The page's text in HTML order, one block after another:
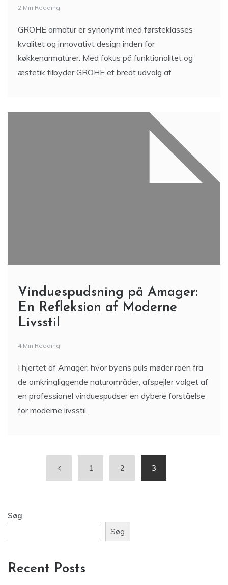
2 Min Reading
GROHE armatur er synonymt med førsteklasses
kvalitet og innovativt design inden for
køkkenarmaturer. Med fokus på funktionalitet og
æstetik tilbyder GROHE et bredt udvalg af
Vinduespudsning på Amager:
En Refleksion af Moderne
Livsstil
4 Min Reading
I hjertet af Amager, hvor byens puls møder roen fra
de omkringliggende naturområder, afspejler valget af
en professionel vinduespudser en dybere forståelse
for moderne livsstil.
1 2 3
Søg
Søg
Recent Posts